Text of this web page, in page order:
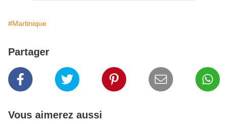
#Martinique
Partager
Vous aimerez aussi